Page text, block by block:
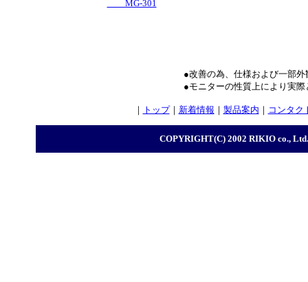
MG-301
●改善の為、仕様および一部
●モニターの性質上により実
｜ トップ｜ 新着情報 ｜ 製品案内 ｜ コンタク
COPYRIGHT(C) 2002 RIKIO co.,